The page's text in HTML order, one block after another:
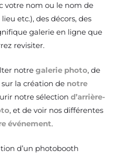
votre nom ou le nom de
etc.), des décors, des
galerie en ligne que
revisiter.
notre galerie photo, de
la création de notre
notre sélection d’arrière-
, et de voir nos différentes
événement.
d’un photobooth